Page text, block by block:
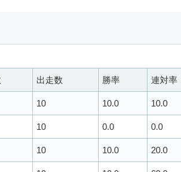
出走数 勝率 連対率
10 10.0 10.0
10 0.0 0.0
10 10.0 20.0